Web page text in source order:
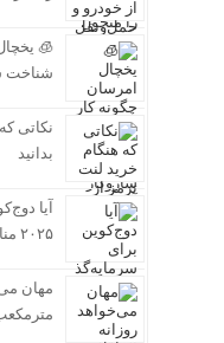
🧊
شناخت
نکاتی
بدانید
آیا
۲۰۲۵ مناسب است؟
مهان